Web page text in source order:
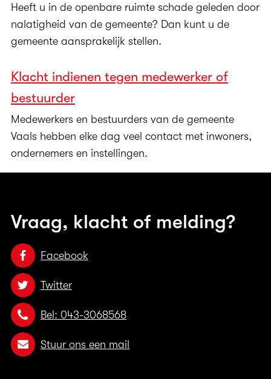
Heeft u in de openbare ruimte schade geleden door
nalatigheid van de gemeente? Dan kunt u de
gemeente aansprakelijk stellen.
Klacht indienen tegen medewerker of
bestuurder
Medewerkers en bestuurders van de gemeente
Vaals hebben elke dag veel contact met inwoners,
ondernemers en instellingen.
Vraag, klacht of melding?
Facebook
Twitter
Bel: 043-3068568
Stuur ons een mail